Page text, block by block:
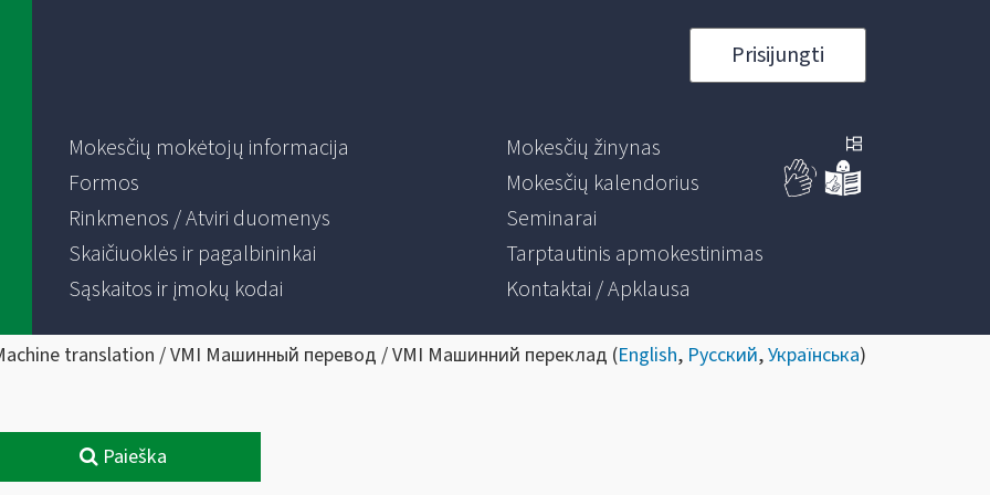
Prisijungti
Mokesčių mokėtojų informacija
Formos
Rinkmenos / Atviri duomenys
Skaičiuoklės ir pagalbininkai
Sąskaitos ir įmokų kodai
Mokesčių žinynas
Mokesčių kalendorius
Seminarai
Tarptautinis apmokestinimas
Kontaktai / Apklausa
translation / VMI Машинный перевод / VMI Машинний переклад (English, Русский,Українська)
Paieška